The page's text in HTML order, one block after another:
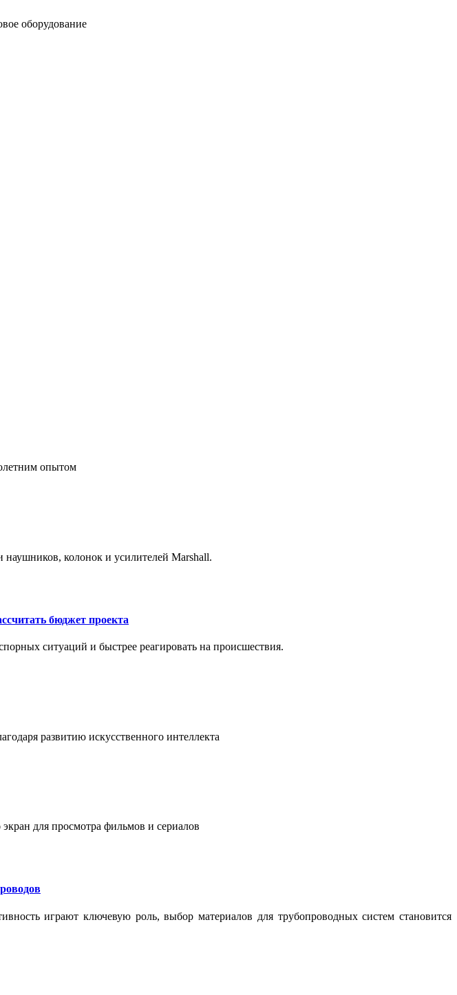
оборудование
опытом
колонок и усилителей Marshall.
бюджет проекта
ситуаций и быстрее реагировать на происшествия.
развитию искусственного интеллекта
для просмотра фильмов и сериалов
играют ключевую роль, выбор материалов для трубопроводных систем становится